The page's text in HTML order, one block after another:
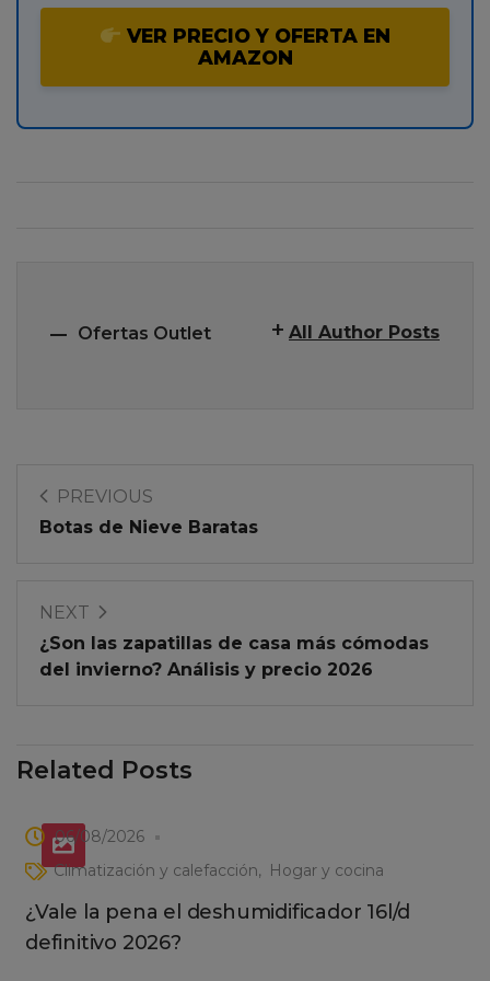
VER PRECIO Y OFERTA EN
AMAZON
Ofertas Outlet All Author Posts
PREVIOUS
Botas de Nieve Baratas
NEXT
¿Son las zapatillas de casa más cómodas
del invierno? Análisis y precio 2026
Related Posts
06/08/2026
Climatización y calefacción
Hogar y cocina
¿Vale la pena el deshumidificador 16l/d
definitivo 2026?